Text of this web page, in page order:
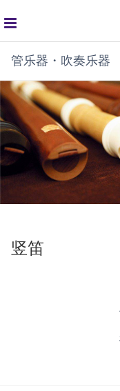
global
navigation
管乐器・吹奏乐器
竖笛